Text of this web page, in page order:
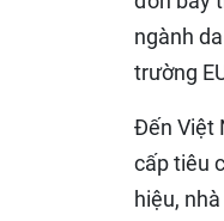
ngành
trường
Đến Việt
cấp tiêu
hiệu,